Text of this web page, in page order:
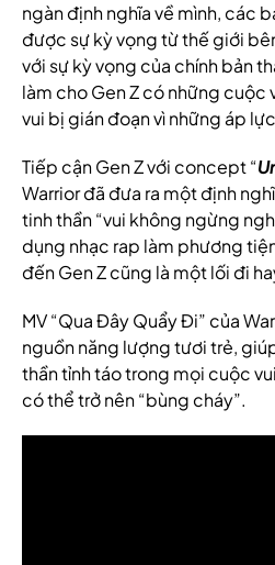
ngàn định nghĩa về mình, các
được sự kỳ vọng từ thế giới
với sự kỳ vọng của chính bản
làm cho Gen Z có những cuộc
vui bị gián đoạn vì những áp
Tiếp cận Gen Z với concept “
Warrior đã đưa ra một định
tinh thần “vui không ngừng
dụng nhạc rap làm phương
đến Gen Z cũng là một lối đi
MV “Qua Đây Quẩy Đi” của
nguồn năng lượng tươi trẻ,
thần tỉnh táo trong mọi cuộc
có thể trở nên “bùng cháy”.